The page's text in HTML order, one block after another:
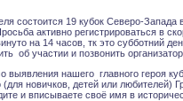
состоится 19 кубок Северо-
активно регистрироваться в
на 14 часов, тк это субботний
об участии и позвонить
выявления нашего главного героя
(для новичков, детей или
и вписываете своё имя в